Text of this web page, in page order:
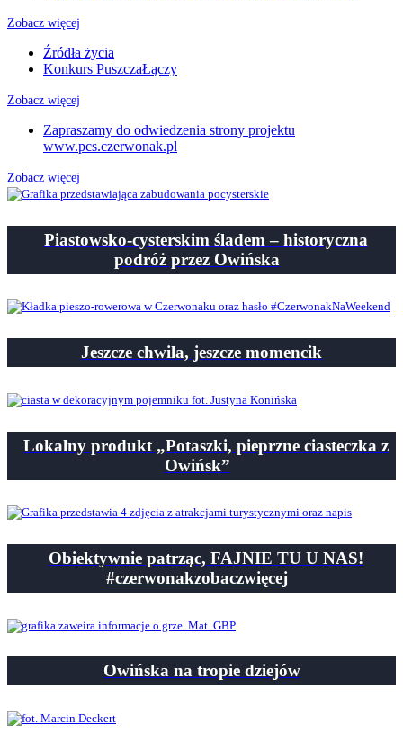
Zobacz więcej
Źródła życia
Konkurs PuszczaŁączy
Zobacz więcej
Zapraszamy do odwiedzenia strony projektu
www.pcs.czerwonak.pl
Zobacz więcej
Piastowsko-cysterskim śladem – historyczna
podróż przez Owińska
Jeszcze chwila, jeszcze momencik
Lokalny produkt „Potaszki, pieprzne ciasteczka z
Owińsk”
Obiektywnie patrząc, FAJNIE TU U NAS!
#czerwonakzobaczwięcej
Owińska na tropie dziejów